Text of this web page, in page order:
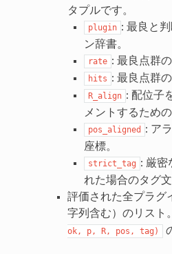
タプルです。
plugin : 最良と
ン辞書。
rate : 最良点群
hits : 最良点群
R_align : 配位子
メントするため
pos_aligned
: ア
座標。
strict_tag : 厳密
れた場合のタグ文
評価された全プラグ
字列含む）のリスト
ok,
p, R, pos, tag)